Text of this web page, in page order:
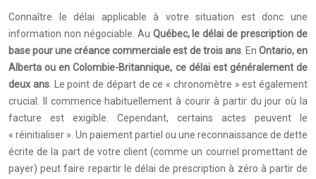
Connaître le délai applicable à votre situation est donc une
information non négociable. Au Québec, le délai de prescription de
base pour une créance commerciale est de trois ans. En Ontario, en
Alberta ou en Colombie-Britannique, ce délai est généralement de
deux ans. Le point de départ de ce « chronomètre » est également
crucial. Il commence habituellement à courir à partir du jour où la
facture est exigible. Cependant, certains actes peuvent le
« réinitialiser ». Un paiement partiel ou une reconnaissance de dette
écrite de la part de votre client (comme un courriel promettant de
payer) peut faire repartir le délai de prescription à zéro à partir de